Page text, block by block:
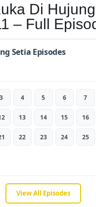
Di
– Full
Setia Episodes
3 4 5 6 7
13 14 15 16
22 23 24 25
View All Episodes